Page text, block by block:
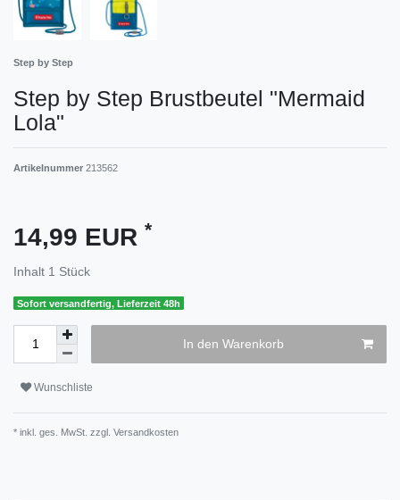
Step by Step
Step by Step Brustbeutel "Mermaid
Lola"
Artikelnummer 213562
14,99 EUR *
Inhalt 1 Stück
Sofort versandfertig, Lieferzeit 48h
In den Warenkorb
Wunschliste
* inkl. ges. MwSt. zzgl. Versandkosten